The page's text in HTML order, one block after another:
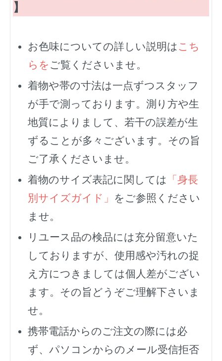
】
お色味についての詳しい説明は こち
らを ご覧くださいませ。
着物や帯の寸法は一点ずつスタッフ
が手で測っております。測り方や生
地質によりまして、若干の誤差が生
ずることが多々ございます。その旨
ご了承くださいませ。
着物のサイズ表記に関しては
「身長
別サイズガイド」 をご参照ください
ませ。
リユース品の検品には充分留意いた
しておりますが、使用感や汚れの捉
え方につきましては個人差がござい
ます。その旨どうぞご理解下さいま
せ。
携帯電話からのご注文の際には必
ず、 パソコンからのメール受信拒否